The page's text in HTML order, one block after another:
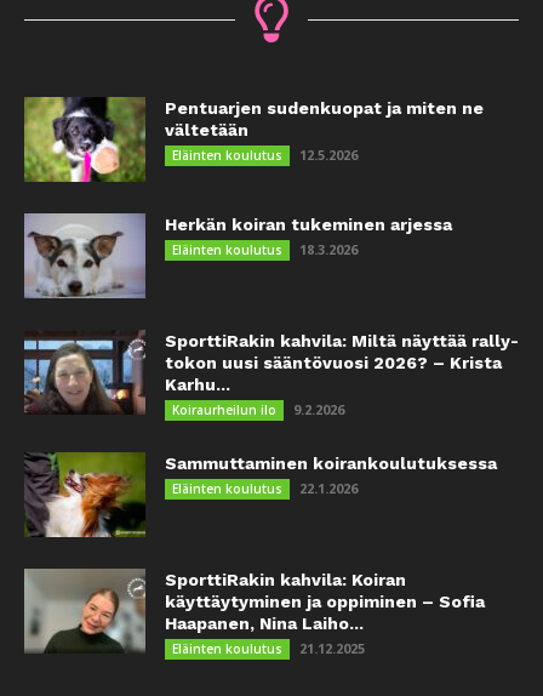
Pentuarjen sudenkuopat ja miten ne
vältetään
Eläinten koulutus 12.5.2026
Herkän koiran tukeminen arjessa
Eläinten koulutus 18.3.2026
SporttiRakin kahvila: Miltä näyttää rally-
tokon uusi sääntövuosi 2026? – Krista
Karhu...
Koiraurheilun ilo 9.2.2026
Sammuttaminen koirankoulutuksessa
Eläinten koulutus 22.1.2026
SporttiRakin kahvila: Koiran
käyttäytyminen ja oppiminen – Sofia
Haapanen, Nina Laiho...
Eläinten koulutus 21.12.2025